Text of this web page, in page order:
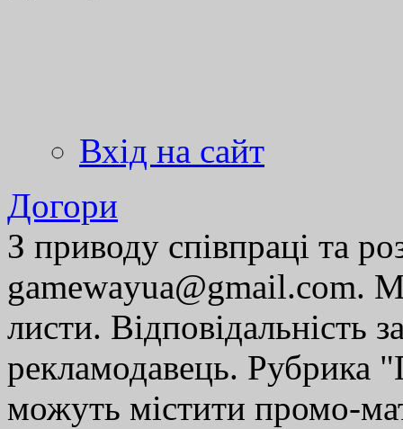
Вхід на сайт
Догори
З приводу співпраці та
gamewayua@gmail.com.
листи. Відповідальність
рекламодавець. Рубрика
можуть містити промо-